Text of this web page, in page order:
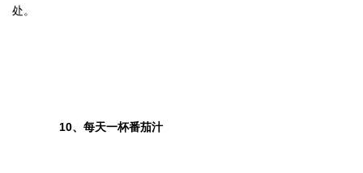
处。
10、每天一杯番茄汁